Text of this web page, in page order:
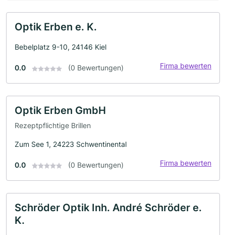
Optik Erben e. K.
Bebelplatz 9-10, 24146 Kiel
0.0 (0 Bewertungen) Firma bewerten
Optik Erben GmbH
Rezeptpflichtige Brillen
Zum See 1, 24223 Schwentinental
0.0 (0 Bewertungen) Firma bewerten
Schröder Optik Inh. André Schröder e.
K.